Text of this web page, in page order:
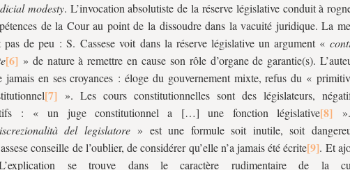
modesty. L’invocation absolutiste de la réserve législative conduit à
de la Cour au point de la dissoudre dans la vacuité juridique. La
pas de peu : S. Cassese voit dans la réserve législative un argument «
» de nature à remettre en cause son rôle d’organe de garantie(s).
jamais en ses croyances : éloge du gouvernement mixte, refus du «
». Les cours constitutionnelles sont des législateurs,
: « un juge constitutionnel a […] une fonction législative
del legislatore» est une formule soit inutile, soit
conseille de l’oublier, de considérer qu’elle n’a jamais été écrite
. Et
se trouve dans le caractère rudimentaire de la